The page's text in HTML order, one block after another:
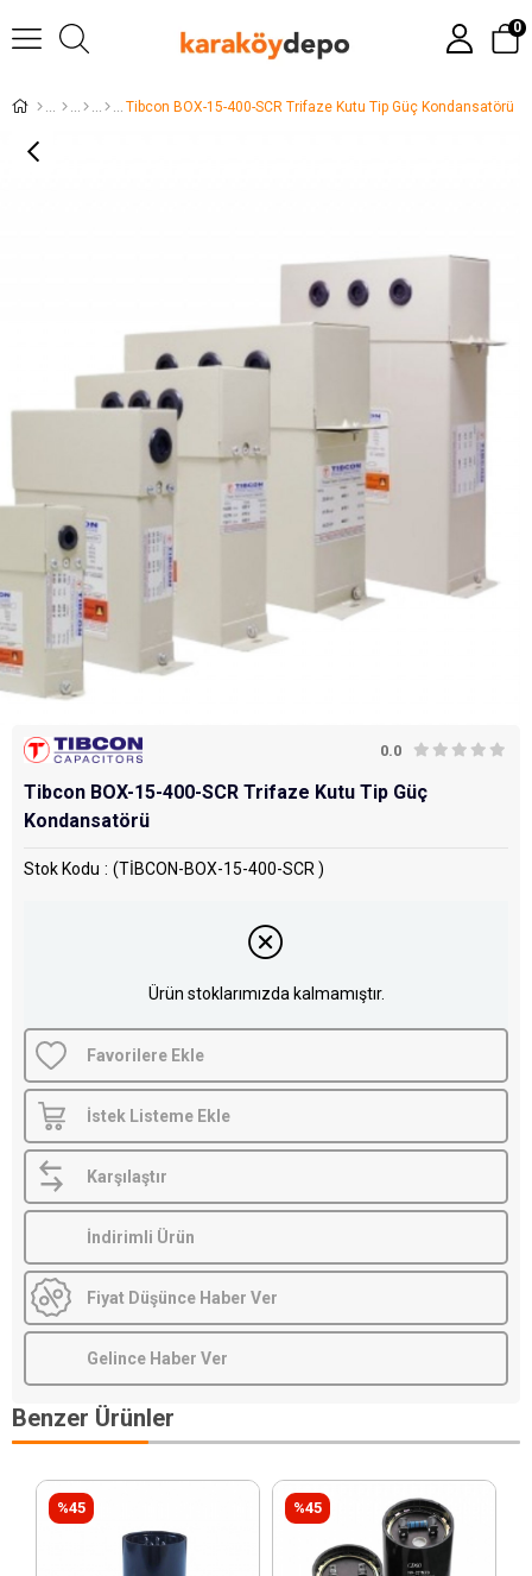
0
Tibcon BOX-15-400-SCR Trifaze Kutu Tip Güç Kondansatörü
0.0
Tibcon BOX-15-400-SCR Trifaze Kutu Tip Güç
Kondansatörü
Stok Kodu (TİBCON-BOX-15-400-SCR )
Ürün stoklarımızda kalmamıştır.
Favorilere Ekle
İstek Listeme Ekle
Karşılaştır
İndirimli Ürün
Fiyat Düşünce Haber Ver
Gelince Haber Ver
Benzer Ürünler
%45 %45